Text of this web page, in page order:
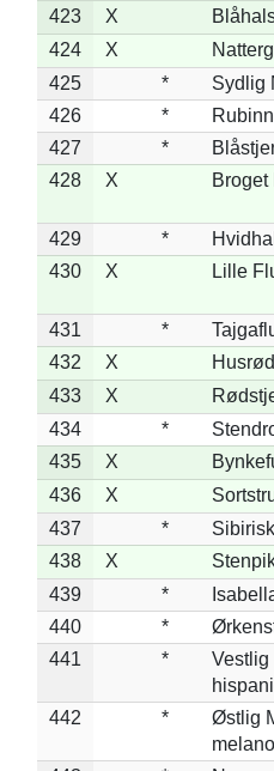
423
X
424
X
425
*
Sydlig
426
*
427
*
428
X
429 *
430
X Lille
431 *
432
X
433
X
434
*
435
X
436
X
437
*
438
X
439
*
440
*
441
*
Vestlig
442
*
Østlig